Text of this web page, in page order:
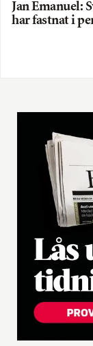
Jan Emanuel:
har fastnat i